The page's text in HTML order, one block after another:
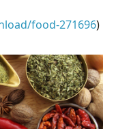
food-271696)